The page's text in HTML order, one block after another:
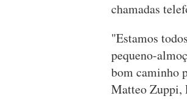
chamadas
"Estamos
pequeno-
bom caminho
Matteo Zuppi,